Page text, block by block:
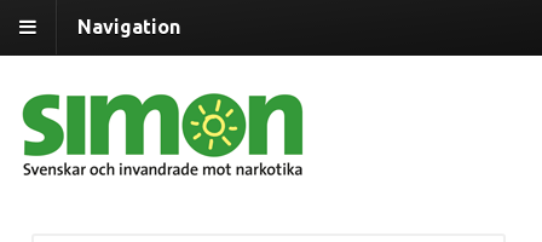
Navigation